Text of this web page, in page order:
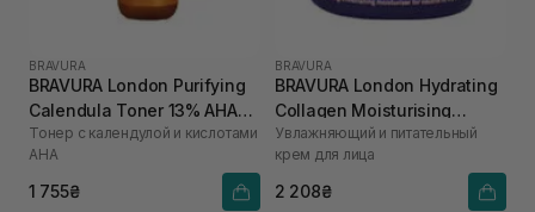
BRAVURA
BRAVURA London Purifying
Calendula Toner 13% AHA
150 мл
Тонер с календулой и кислотами
АНА
1 755₴
BRAVURA
BRAVURA London Hydrating
Collagen Moisturising
Cream 50 мл
Увлажняющий и питательный
крем для лица
2 208₴